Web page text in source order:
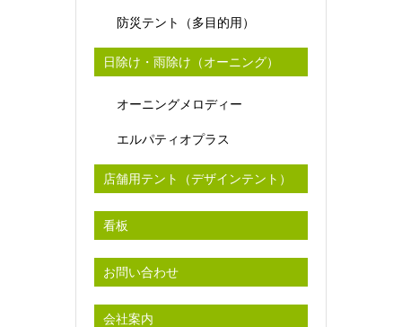
防災テント（多目的用）
日除け・雨除け（オーニング）
オーニングメロディー
エルパティオプラス
店舗用テント（デザインテント）
看板
お問い合わせ
会社案内